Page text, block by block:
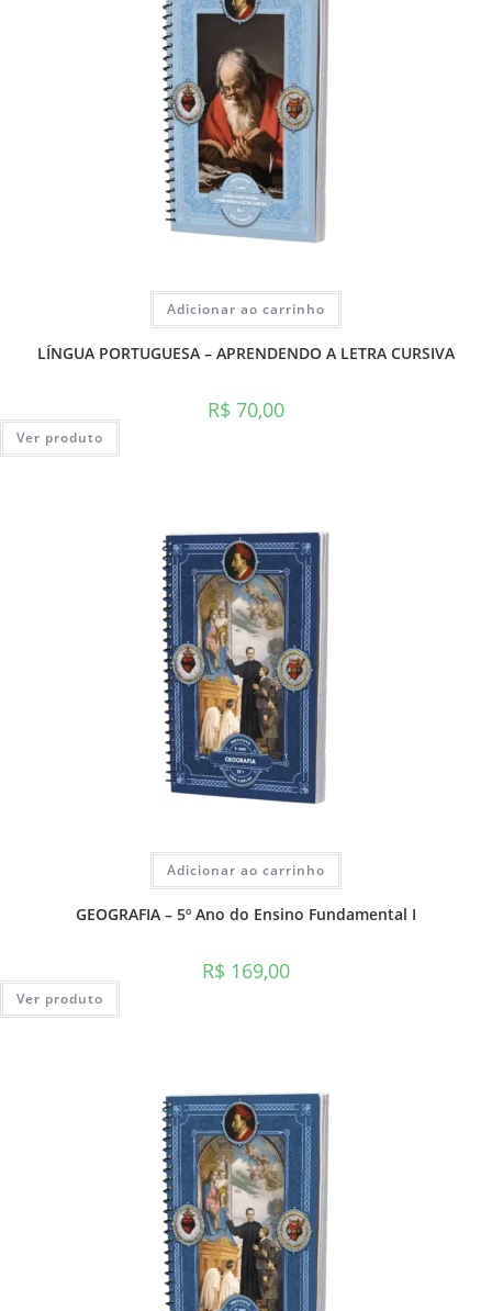
Adicionar ao carrinho
LÍNGUA PORTUGUESA – APRENDENDO A LETRA CURSIVA
R$ 70,00
Ver produto
Adicionar ao carrinho
GEOGRAFIA – 5º Ano do Ensino Fundamental I
R$ 169,00
Ver produto